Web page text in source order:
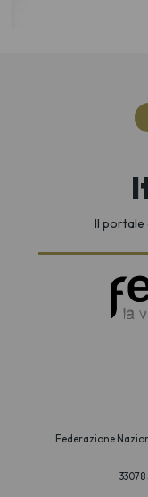
Il portale
Federazione